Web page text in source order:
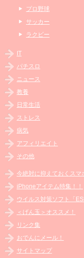
プロ野球
サッカー
ラクビー
IT
パチスロ
ニュース
教養
日常生活
ストレス
病気
アフィリエイト
その他
今絶対に抑えておくスマ
iPhoneアイテム特集！！
ウイルス対策ソフト「
＜げん玉＞オススメ！
リンク集
おでんにメール！
サイトマップ